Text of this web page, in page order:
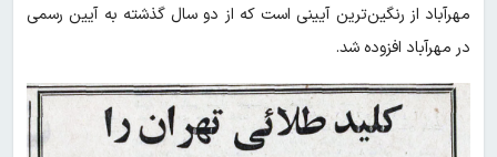
مهرآباد از رنگین‌ترین آیینی است که از دو سال گذشته به آیین رسمی
در مهرآباد افزوده شد.